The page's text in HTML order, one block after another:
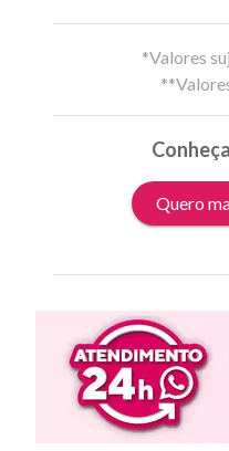
*Valores
Quero